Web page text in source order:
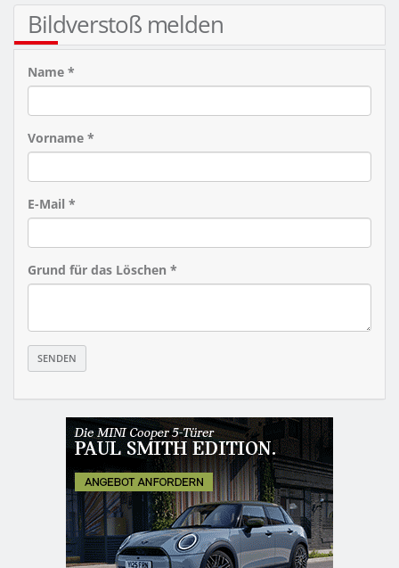
Bildverstoß melden
Name *
Vorname *
E-Mail *
Grund für das Löschen *